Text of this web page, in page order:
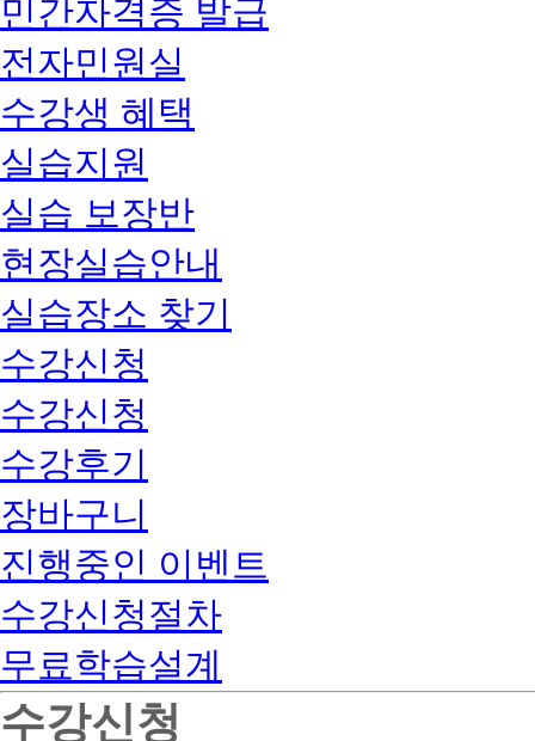
민간자격증 발급
전자민원실
수강생 혜택
실습지원
실습 보장반
현장실습안내
실습장소 찾기
수강신청
수강신청
수강후기
장바구니
진행중인 이벤트
수강신청절차
무료학습설계
수강신청